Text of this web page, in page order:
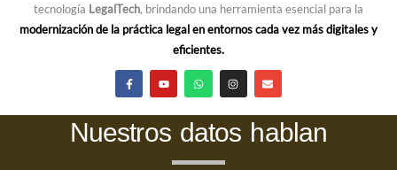
tecnología LegalTech, brindando una herramienta esencial para la
modernización de la práctica legal en entornos cada vez más digitales y
eficientes.
F
a
c
b
o
o
Y
o
u
u
b
e
W
h
a
s
a
p
I
n
s
a
g
r
E
n
v
l
o
p
Nuestros datos hablan